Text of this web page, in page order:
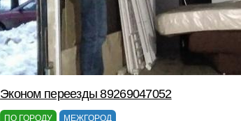
Эконом переезды 89269047052
ПО ГОРОДУ МЕЖГОРОД